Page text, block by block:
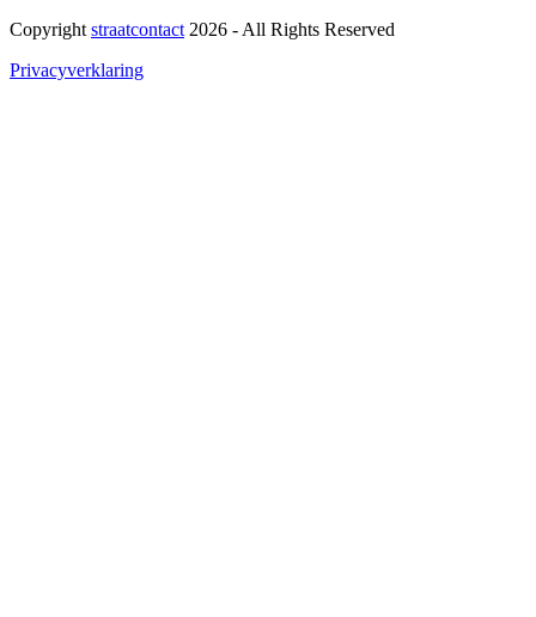
Copyright straatcontact 2026 - All Rights Reserved
Privacyverklaring